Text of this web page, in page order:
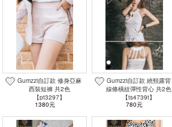
Gumzzi自訂款 修身亞麻
西裝短褲 共2色
【pt3297】
1380元
Gumzzi自訂款 繞頸露背
線條橫紋彈性背心 共2色
【ts4739t】
780元